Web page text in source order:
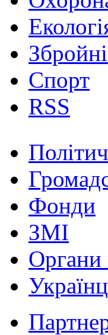
Спорт
RSS
Фонди
ЗМІ
Органи